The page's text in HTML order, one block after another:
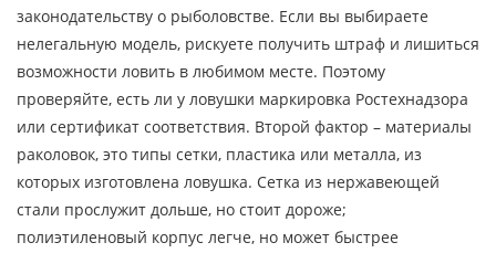
законодательству о рыболовстве. Если вы выбираете
нелегальную модель, рискуете получить штраф и лишиться
возможности ловить в любимом месте. Поэтому
проверяйте, есть ли у ловушки маркировка Ростехнадзора
или сертификат соответствия. Второй фактор – материалы
раколовок, это типы сетки, пластика или металла, из
которых изготовлена ловушка. Сетка из нержавеющей
стали прослужит дольше, но стоит дороже;
полиэтиленовый корпус легче, но может быстрее